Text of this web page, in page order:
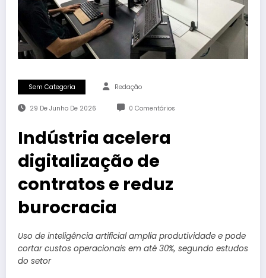
Sem Categoria Redação
29 De Junho De 2026 0 Comentários
Indústria acelera
digitalização de
contratos e reduz
burocracia
Uso de inteligência artificial amplia produtividade e pode
cortar custos operacionais em até 30%, segundo estudos
do setor